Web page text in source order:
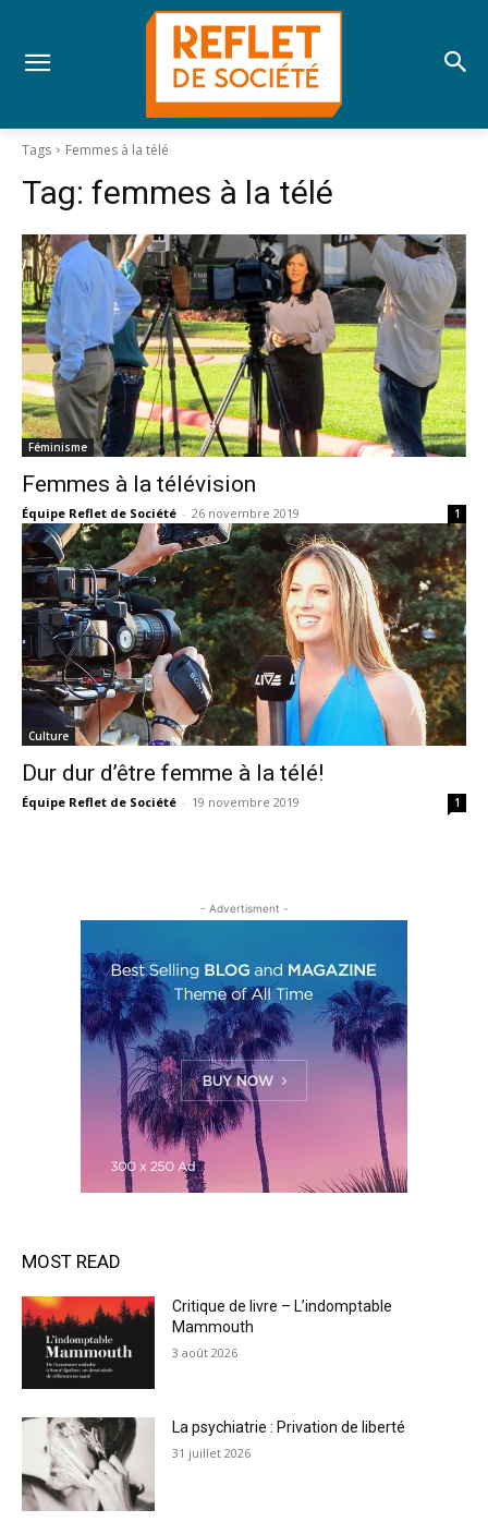
Tags Femmes à la télé
Tag: femmes à la télé
Féminisme
Femmes à la télévision
Équipe Reflet de Société - 26 novembre 2019 1
Culture
Dur dur d’être femme à la télé!
Équipe Reflet de Société - 19 novembre 2019 1
- Advertisment -
MOST READ
Critique de livre – L’indomptable
Mammouth
3 août 2026
La psychiatrie : Privation de liberté
31 juillet 2026